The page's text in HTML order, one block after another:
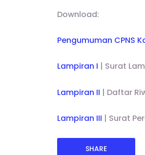
Download:
Pengumuman CPNS
Lampiran I | Surat
Lampiran II | Daftar
Lampiran III | Surat
SHARE